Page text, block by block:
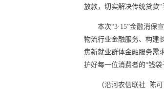
放款，切实解决传统贷款
本次“3·15”金融消保
物流行业金融服务、构建
焦新就业群体金融服务需
护好每一位消费
（沿河农信联社 陈可